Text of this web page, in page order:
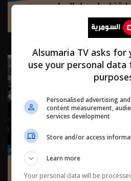
- حلقة ٣٠ | الموسم 6
Alsumaria TV asks for
use your personal
Personalised advertising
content measurement,
services development
Store and/or access
Learn more
Your personal data will be